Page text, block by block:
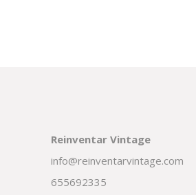
Reinventar Vintage
info@reinventarvintage.com
655692335